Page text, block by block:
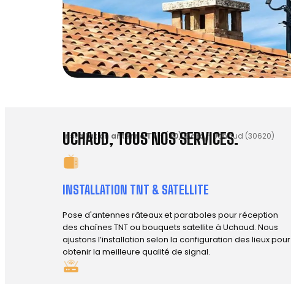
Installation antenne TV -(30) Gard- Uchaud (30620)
UCHAUD, TOUS NOS SERVICES.
INSTALLATION TNT & SATELLITE
Pose d'antennes râteaux et paraboles pour réception
des chaînes TNT ou bouquets satellite à Uchaud. Nous
ajustons l’installation selon la configuration des lieux pour
obtenir la meilleure qualité de signal.